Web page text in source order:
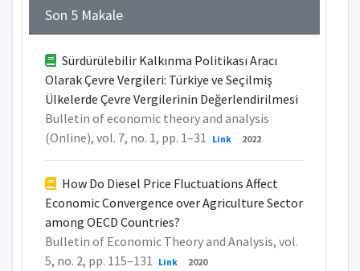
Son 5 Makale
Sürdürülebilir Kalkınma Politikası Aracı
Olarak Çevre Vergileri: Türkiye ve Seçilmiş
Ülkelerde Çevre Vergilerinin Değerlendirilmesi
Bulletin of economic theory and analysis
(Online), vol. 7, no. 1, pp. 1–31 Link 2022
How Do Diesel Price Fluctuations Affect
Economic Convergence over Agriculture Sector
among OECD Countries?
Bulletin of Economic Theory and Analysis, vol.
5, no. 2, pp. 115–131 Link 2020